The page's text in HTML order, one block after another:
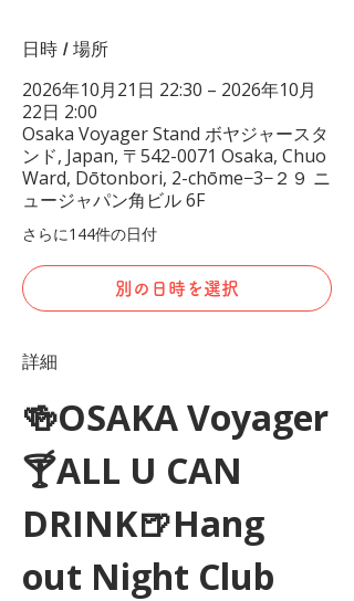
日時 / 場所
2026年10月21日 22:30 – 2026年10月
22日 2:00
Osaka Voyager Stand ボヤジャースタ
ンド, Japan, 〒542-0071 Osaka, Chuo
Ward, Dōtonbori, 2-chōme−3−２９ ニ
ュージャパン角ビル 6F
さらに144件の日付
別の日時を選択
詳細
🍻OSAKA Voyager
🍸ALL U CAN
DRINK🍺Hang
out Night Club